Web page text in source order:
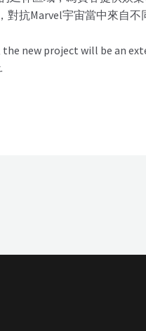
抗Marvel宇宙當中來自不
new project will be an